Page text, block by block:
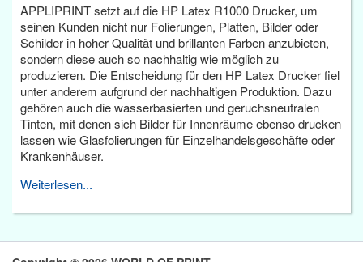
APPLIPRINT setzt auf die HP Latex R1000 Drucker, um
seinen Kunden nicht nur Folierungen, Platten, Bilder oder
Schilder in hoher Qualität und brillanten Farben anzubieten,
sondern diese auch so nachhaltig wie möglich zu
produzieren. Die Entscheidung für den HP Latex Drucker fiel
unter anderem aufgrund der nachhaltigen Produktion. Dazu
gehören auch die wasserbasierten und geruchsneutralen
Tinten, mit denen sich Bilder für Innenräume ebenso drucken
lassen wie Glasfolierungen für Einzelhandelsgeschäfte oder
Krankenhäuser.
Weiterlesen...